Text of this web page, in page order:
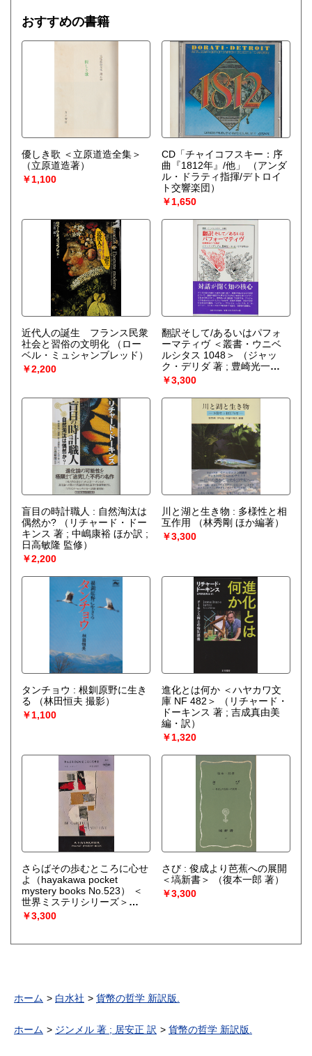
おすすめの書籍
優しき歌 ＜立原道造全集＞
（立原道造著）
￥1,100
CD「チャイコフスキー：序
曲『1812年』/他」
（アンダ
ル・ドラティ指揮/デトロイ
ト交響楽団）
￥1,650
近代人の誕生 フランス民衆
社会と習俗の文明化
（ロー
ベル・ミュシャンブレッド）
￥2,200
翻訳そして/あるいはパフォ
ーマティヴ ＜叢書・ウニベ
ルシタス 1048＞
（ジャッ
ク・デリダ 著 ; 豊崎光一
著・訳 ; 守中高明 監修）
￥3,300
盲目の時計職人 : 自然淘汰は
偶然か?
（リチャード・ドー
キンス 著 ; 中嶋康裕 ほか訳 ;
日高敏隆 監修）
￥2,200
川と湖と生き物 : 多様性と相
互作用
（林秀剛 ほか編著）
￥3,300
タンチョウ : 根釧原野に生き
る
（林田恒夫 撮影）
￥1,100
進化とは何か ＜ハヤカワ文
庫 NF 482＞
（リチャード・
ドーキンス 著 ; 吉成真由美
編・訳）
￥1,320
さらばその歩むところに心せ
よ（hayakawa pocket
mystery books No.523） ＜
世界ミステリシリーズ＞
（エド・レイシイ 著 ; 野中重
雄 訳）
￥3,300
さび : 俊成より芭蕉への展開
＜塙新書＞
（復本一郎 著）
￥3,300
ホーム 白水社 貨幣の哲学 新訳版.
ホーム ジンメル 著 ; 居安正 訳 貨幣の哲学 新訳版.